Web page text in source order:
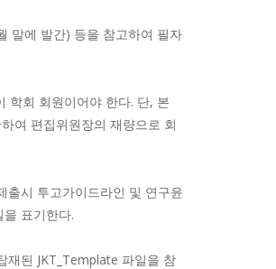
말에 발간) 등을 참고하여 필자
학회 회원이어야 한다. 단, 본
여 편집위원장의 재량으로 회
출시 투고가이드라인 및 연구윤
표기한다.
재된 JKT_Template 파일을 참